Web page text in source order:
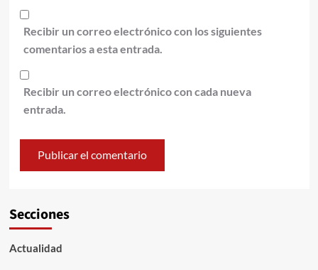
Recibir un correo electrónico con los siguientes
comentarios a esta entrada.
Recibir un correo electrónico con cada nueva
entrada.
Secciones
Actualidad